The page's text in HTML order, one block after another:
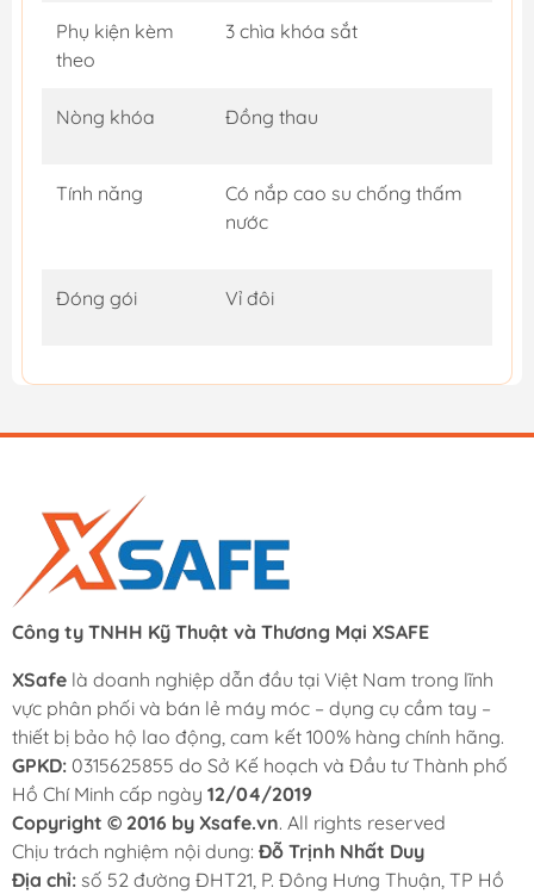
Phụ kiện kèm
theo
3 chìa khóa sắt
Nòng khóa Đồng thau
Tính năng
Có nắp cao su chống thấm
nước
Đóng gói Vỉ đôi
Công ty TNHH Kỹ Thuật và Thương Mại XSAFE
XSafe là doanh nghiệp dẫn đầu tại Việt Nam trong lĩnh
vực phân phối và bán lẻ máy móc – dụng cụ cầm tay –
thiết bị bảo hộ lao động, cam kết 100% hàng chính hãng.
GPKD: 0315625855 do Sở Kế hoạch và Đầu tư Thành phố
Hồ Chí Minh cấp ngày 12/04/2019
Copyright © 2016 by Xsafe.vn. All rights reserved
Chịu trách nghiệm nội dung: Đỗ Trịnh Nhất Duy
Địa chỉ: số 52 đường ĐHT21, P. Đông Hưng Thuận, TP Hồ